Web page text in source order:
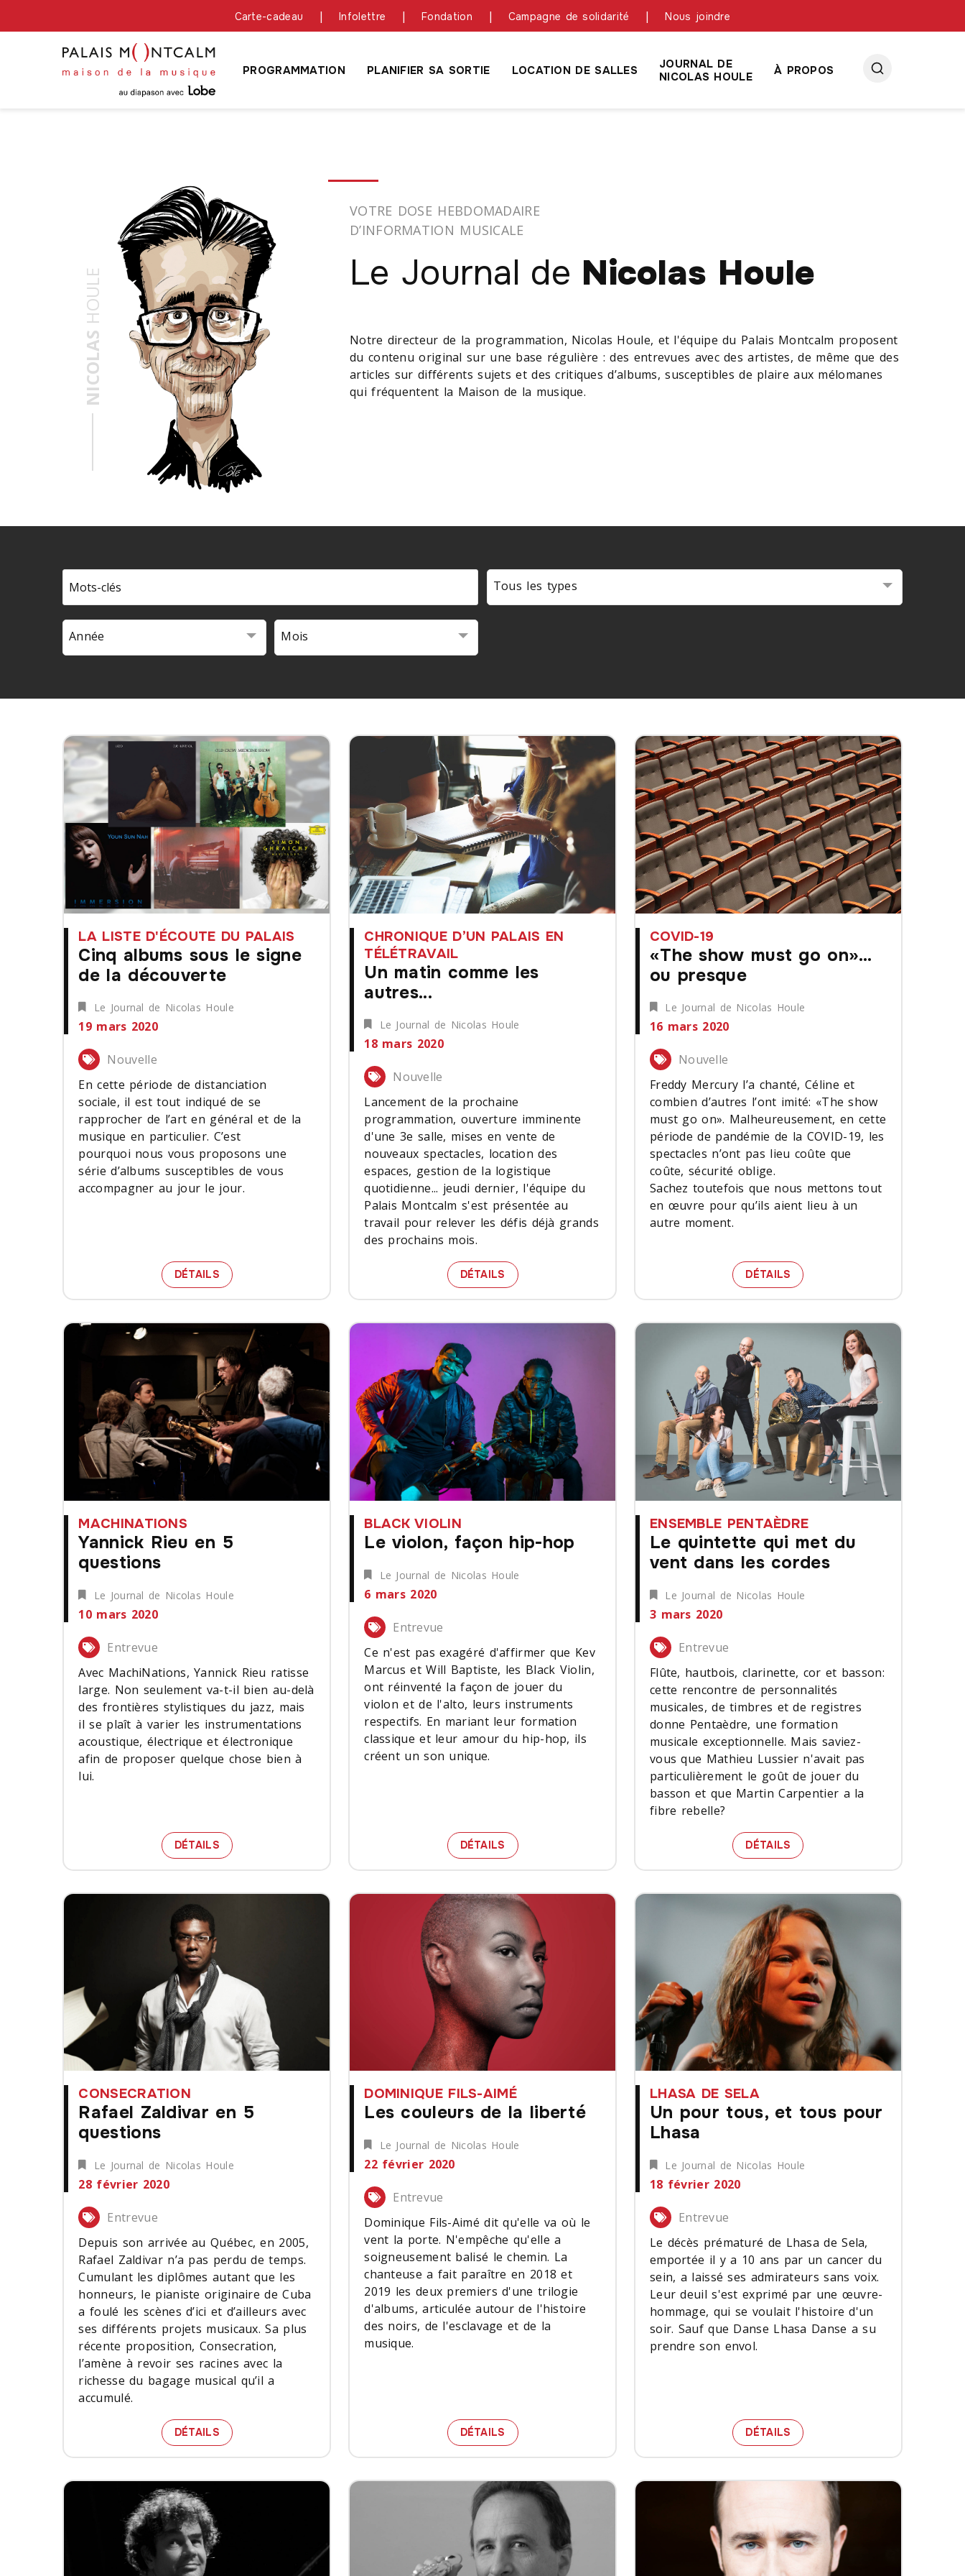
Carte-cadeau Infolettre Fondation Campagne de solidarité Nous joindre
PROGRAMMATION PLANIFIER SA SORTIE LOCATION DE SALLES
JOURNAL DE
NICOLAS HOULE
À PROPOS
NICOLAS
HOULE
VOTRE DOSE HEBDOMADAIRE
D’INFORMATION MUSICALE
Le Journal de Nicolas Houle
Notre directeur de la programmation, Nicolas Houle, et l'équipe du Palais Montcalm proposent
du contenu original sur une base régulière : des entrevues avec des artistes, de même que des
articles sur différents sujets et des critiques d’albums, susceptibles de plaire aux mélomanes
qui fréquentent la Maison de la musique.
Tous les types
Année Mois
LA LISTE D'ÉCOUTE DU PALAIS
Cinq albums sous le signe
de la découverte
Le Journal de Nicolas Houle
19 mars 2020
Nouvelle
En cette période de distanciation
sociale, il est tout indiqué de se
rapprocher de l’art en général et de la
musique en particulier. C’est
pourquoi nous vous proposons une
série d’albums susceptibles de vous
accompagner au jour le jour.
DÉTAILSCINQ ALBUMS SOUS LE SIGNE DE LA DÉCOUVERTE
CHRONIQUE D’UN PALAIS EN
TÉLÉTRAVAIL
Un matin comme les
autres...
Le Journal de Nicolas Houle
18 mars 2020
Nouvelle
Lancement de la prochaine
programmation, ouverture imminente
d'une 3e salle, mises en vente de
nouveaux spectacles, location des
espaces, gestion de la logistique
quotidienne... jeudi dernier, l'équipe du
Palais Montcalm s'est présentée au
travail pour relever les défis déjà grands
des prochains mois.
DÉTAILS UN MATIN COMME LES AUTRES...
COVID-19
«The show must go on»…
ou presque
Le Journal de Nicolas Houle
16 mars 2020
Nouvelle
Freddy Mercury l’a chanté, Céline et
combien d’autres l’ont imité: «The show
must go on». Malheureusement, en cette
période de pandémie de la COVID-19, les
spectacles n’ont pas lieu coûte que
coûte, sécurité oblige.
Sachez toutefois que nous mettons tout
en œuvre pour qu’ils aient lieu à un
autre moment.
DÉTAILS «THE SHOW MUST GO ON»…
MACHINATIONS
Yannick Rieu en 5
questions
Le Journal de Nicolas Houle
10 mars 2020
Entrevue
Avec MachiNations, Yannick Rieu ratisse
large. Non seulement va-t-il bien au-delà
des frontières stylistiques du jazz, mais
il se plaît à varier les instrumentations
acoustique, électrique et électronique
afin de proposer quelque chose bien à
lui.
DÉTAILSYANNICK RIEU EN 5 QUESTIONS
BLACK VIOLIN
Le violon, façon hip-hop
Le Journal de Nicolas Houle
6 mars 2020
Entrevue
Ce n'est pas exagéré d'affirmer que Kev
Marcus et Will Baptiste, les Black Violin,
ont réinventé la façon de jouer du
violon et de l'alto, leurs instruments
respectifs. En mariant leur formation
classique et leur amour du hip-hop, ils
créent un son unique.
DÉTAILS LE VIOLON, FAÇON HIP-HOP
ENSEMBLE PENTAÈDRE
Le quintette qui met du
vent dans les cordes
Le Journal de Nicolas Houle
3 mars 2020
Entrevue
Flûte, hautbois, clarinette, cor et basson:
cette rencontre de personnalités
musicales, de timbres et de registres
donne Pentaèdre, une formation
musicale exceptionnelle. Mais saviez-
vous que Mathieu Lussier n'avait pas
particulièrement le goût de jouer du
basson et que Martin Carpentier a la
fibre rebelle?
DÉTAILS LE QUINTETTE QUI MET DU
CONSECRATION
Rafael Zaldivar en 5
questions
Le Journal de Nicolas Houle
28 février 2020
Entrevue
Depuis son arrivée au Québec, en 2005,
Rafael Zaldivar n’a pas perdu de temps.
Cumulant les diplômes autant que les
honneurs, le pianiste originaire de Cuba
a foulé les scènes d’ici et d’ailleurs avec
ses différents projets musicaux. Sa plus
récente proposition, Consecration,
l’amène à revoir ses racines avec la
richesse du bagage musical qu’il a
accumulé.
DÉTAILSRAFAEL ZALDIVAR EN 5 QUESTIONS
DOMINIQUE FILS-AIMÉ
Les couleurs de la liberté
Le Journal de Nicolas Houle
22 février 2020
Entrevue
Dominique Fils-Aimé dit qu'elle va où le
vent la porte. N'empêche qu'elle a
soigneusement balisé le chemin. La
chanteuse a fait paraître en 2018 et
2019 les deux premiers d'une trilogie
d'albums, articulée autour de l'histoire
des noirs, de l'esclavage et de la
musique.
DÉTAILS LES COULEURS DE LA LIBERTÉ
LHASA DE SELA
Un pour tous, et tous pour
Lhasa
Le Journal de Nicolas Houle
18 février 2020
Entrevue
Le décès prématuré de Lhasa de Sela,
emportée il y a 10 ans par un cancer du
sein, a laissé ses admirateurs sans voix.
Leur deuil s'est exprimé par une œuvre-
hommage, qui se voulait l'histoire d'un
soir. Sauf que Danse Lhasa Danse a su
prendre son envol.
DÉTAILS UN POUR TOUS, ET TOUS